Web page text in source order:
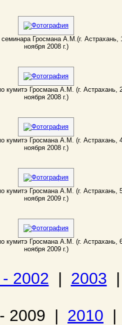
семинара Гросмана А.М.(г. Астрахань,
ноября 2008 г.)
кумитэ Гросмана А.М. (г. Астрахань,
ноября 2008 г.)
кумитэ Гросмана А.М. (г. Астрахань,
ноября 2008 г.)
кумитэ Гросмана А.М. (г. Астрахань,
ноября 2009 г.)
кумитэ Гросмана А.М. (г. Астрахань,
ноября 2009 г.)
2002 | 2003
2009 | 2010